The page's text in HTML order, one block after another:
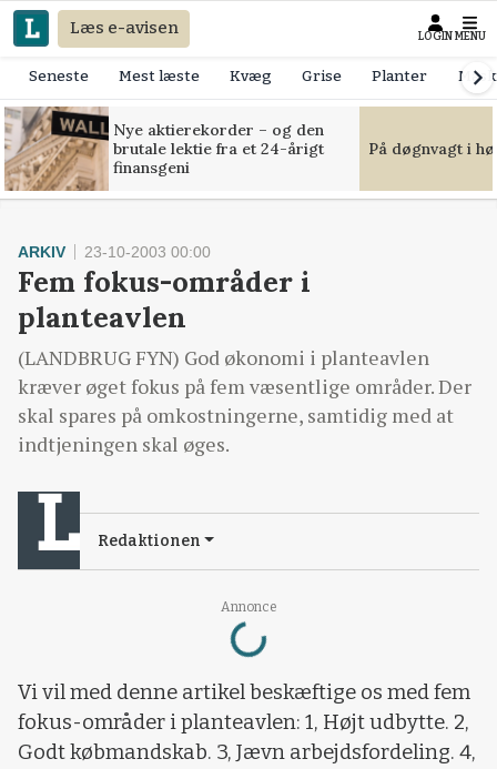
Læs e-avisen LOGIN MENU
Seneste Mest læste Kvæg Grise Planter
Nye aktierekorder – og den
brutale lektie fra et 24-årigt
finansgeni
På døgnvagt i
Annonce
Loading...
ARKIV 23-10-2003 00:00
Fem fokus-områder i
planteavlen
(LANDBRUG FYN) God økonomi i planteavlen
kræver øget fokus på fem væsentlige områder. Der
skal spares på omkostningerne, samtidig med at
indtjeningen skal øges.
Redaktionen
Vi vil med denne artikel beskæftige os med fem
fokus-områder i planteavlen: 1, Højt udbytte. 2,
Godt købmandskab. 3, Jævn arbejdsfordeling. 4,